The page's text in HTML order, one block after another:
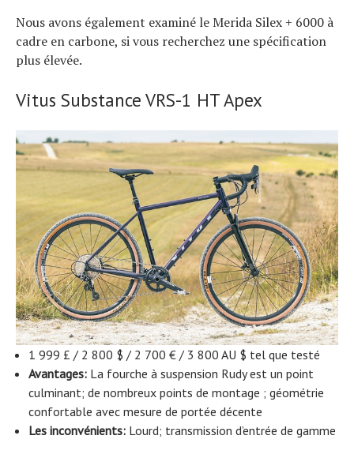
Nous avons également examiné le Merida Silex + 6000 à
cadre en carbone, si vous recherchez une spécification
plus élevée.
Vitus Substance VRS-1 HT Apex
1 999 £ / 2 800 $ / 2 700 € / 3 800 AU $ tel que testé
Avantages: La fourche à suspension Rudy est un point
culminant; de nombreux points de montage ; géométrie
confortable avec mesure de portée décente
Les inconvénients: Lourd; transmission d’entrée de gamme